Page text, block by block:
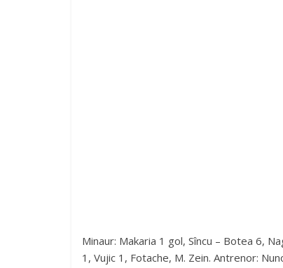
Minaur: Makaria 1 gol, Sîncu – Botea 6,
1, Vujic 1, Fotache, M. Zein. Antrenor: